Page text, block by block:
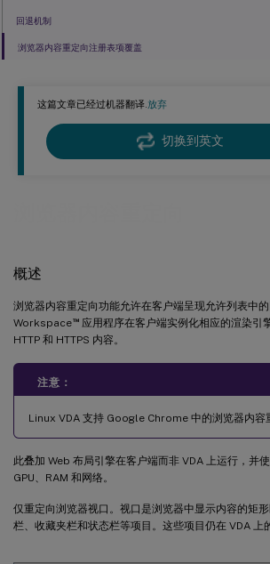
这篇文章已经过机器翻译.放弃
切换到英文
概述
浏览器内容重定向功能允许在客户端呈现允许列表中
Workspace™应用程序在客户端实例化相应的渲染引
HTTP 和 HTTPS 内容。
注意：
Linux VDA 支持 Google Chrome 中的浏览器内容
此叠加 Web 布局引擎在客户端而非 VDA 上运行，并使
GPU、RAM 和网络。
仅重定向浏览器视口。视口是浏览器中显示内容的矩
栏、收藏夹栏和状态栏等项目。这些项目仍在 VDA 上
回退机制
浏览器内容重定向注册表项覆盖